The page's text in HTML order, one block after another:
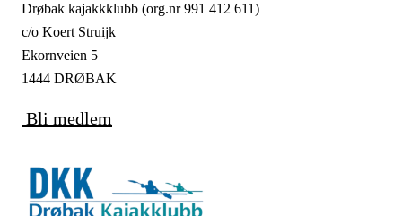
Drøbak kajakkklubb (org.nr 991 412 611)
c/o Koert Struijk
Ekornveien 5
1444 DRØBAK
Bli medlem